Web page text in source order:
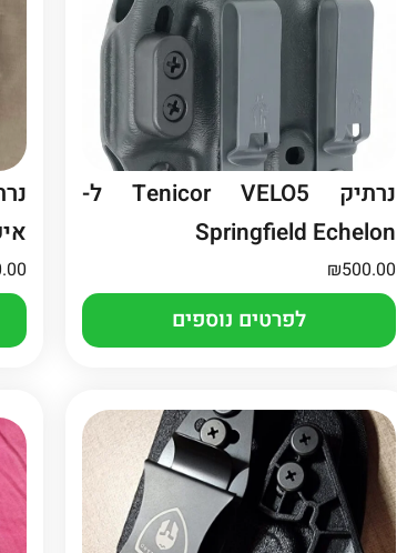
נרתיק Tenicor VELO5 ל-
Springfield Echelon
₪500.00
לפרטים נוספים